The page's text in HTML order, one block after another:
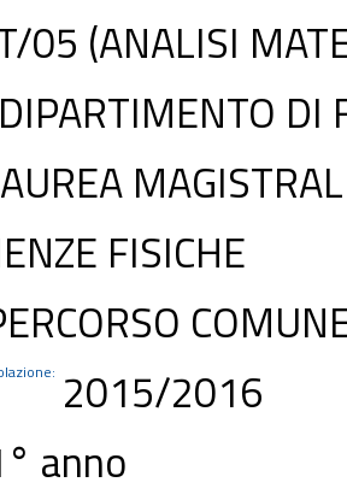
05 (ANALISI
DIPARTIMENTO DI
FISICHE
2015/2016
anno